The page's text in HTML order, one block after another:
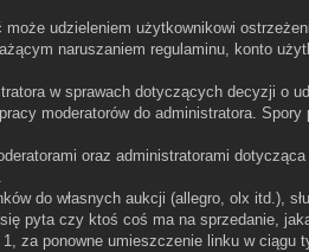
udzieleniem użytkownikowi
naruszaniem regulaminu, konto
w sprawach dotyczących decyzji o
moderatorów do administratora.
oraz administratorami
do własnych aukcji (allegro, olx itd.),
pyta czy ktoś coś ma na sprzedanie,
za ponowne umieszczenie linku w ciągu